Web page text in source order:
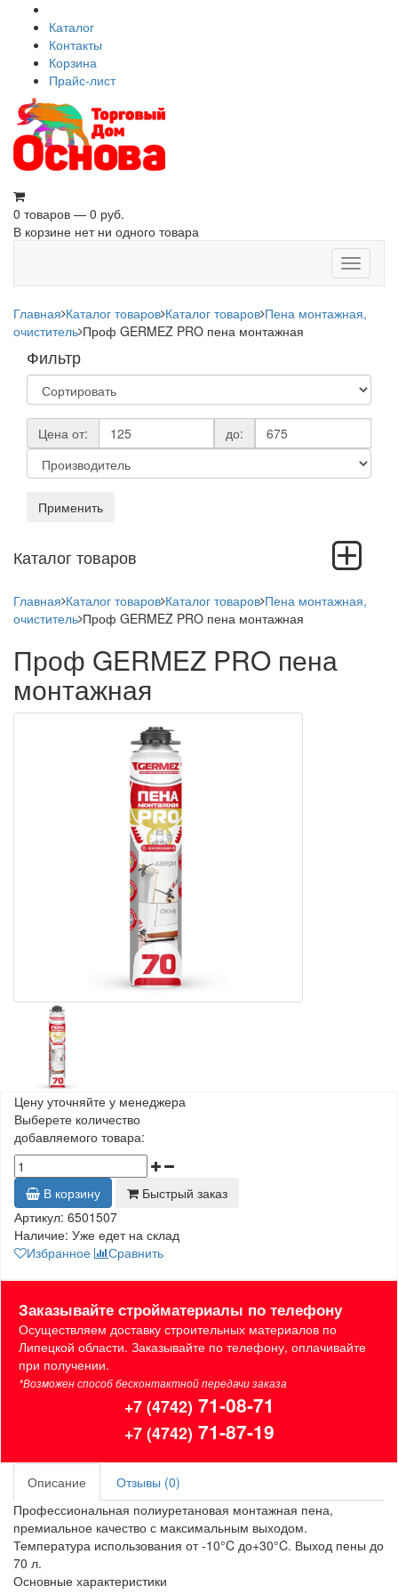
Каталог
Контакты
Корзина
Прайс-лист
0 товаров — 0 руб.
В корзине нет ни одного товара
Toggle
Главная Каталог товаров Каталог товаров Пена монтажная,
очиститель Проф GERMEZ PRO пена монтажная
Фильтр
Цена от: до:
Применить
Каталог товаров
Toggle
navigation
Главная Каталог товаров Каталог товаров Пена монтажная,
очиститель Проф GERMEZ PRO пена монтажная
Проф GERMEZ PRO пена
монтажная
Цену уточняйте у менеджера
Выберете количество
добавляемого товара:
В корзину
Быстрый заказ
Артикул: 6501507
Наличие: Уже едет на склад
Избранное
Сравнить
Заказывайте стройматериалы по телефону
Осуществляем доставку строительных материалов по
Липецкой области. Заказывайте по телефону, оплачивайте
при получении.
*Возможен способ бесконтактной передачи заказа
+7 (4742) 71-08-71
+7 (4742) 71-87-19
Описание
Отзывы (0)
Профессиональная полиуретановая монтажная пена,
премиальное качество с максимальным выходом.
Температура использования от -10°C до+30°C. Выход пены до
70 л.
Основные характеристики